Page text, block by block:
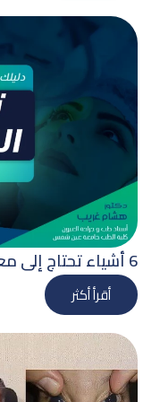
6 أشياء تحتاج إلى معرفتها عن عملية ترقيع القرنية
أقرأ أكثر